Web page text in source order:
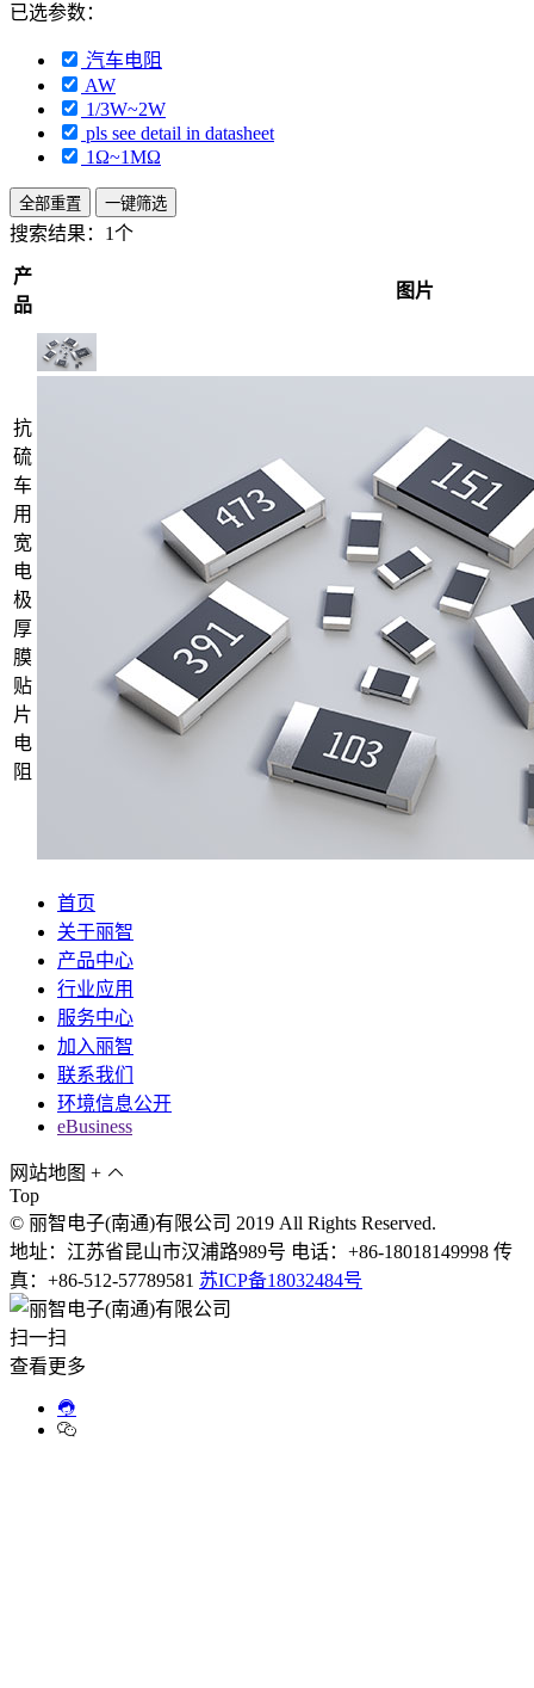
已选参数：
汽车电阻
AW
1/3W~2W
pls see detail in datasheet
1Ω~1MΩ
全部重置 一键筛选
搜索结果： 1个
产
品
图片
抗
硫
车
用
宽
电
极
厚
膜
贴
片
电
阻
首页
关于丽智
产品中心
行业应用
服务中心
加入丽智
联系我们
环境信息公开
eBusiness
网站地图 +
Top
© 丽智电子(南通)有限公司 2019 All Rights Reserved.
地址：江苏省昆山市汉浦路989号 电话：+86-18018149998 传
真：+86-512-57789581 苏ICP备18032484号
扫一扫
查看更多